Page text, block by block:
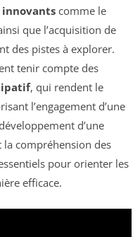
innovants comme le
que l’acquisition de
des pistes à explorer.
tenir compte des
, qui rendent le
l’engagement d’une
d’une
la compréhension des
pour orienter les
efficace.